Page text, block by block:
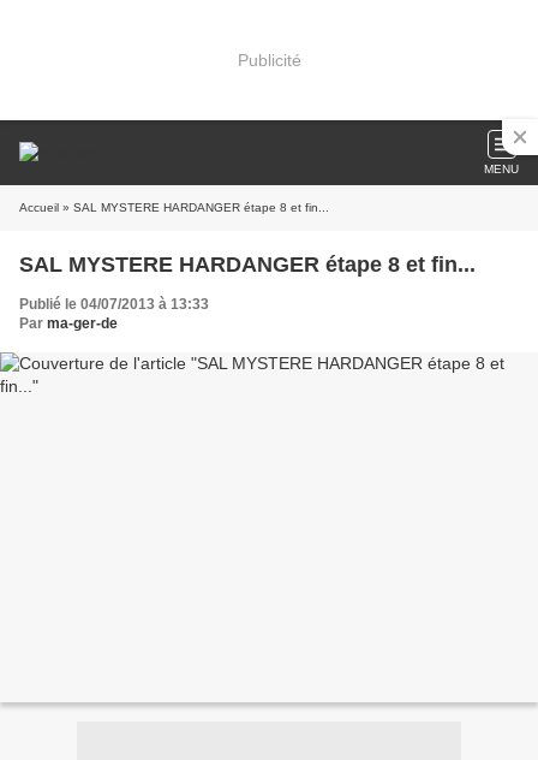
Publicité
MENU
Accueil » SAL MYSTERE HARDANGER étape 8 et fin...
SAL MYSTERE HARDANGER étape 8 et fin...
Publié le 04/07/2013 à 13:33
Par ma-ger-de